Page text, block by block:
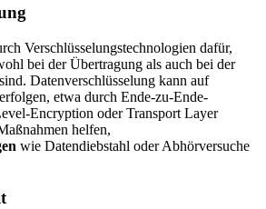
Verschlüsselungstechnologien dafür,
bei der Übertragung als auch bei der
Datenverschlüsselung kann auf
etwa durch Ende-zu-Ende-
Encryption oder Transport Layer
helfen,
wie Datendiebstahl oder Abhörversuche